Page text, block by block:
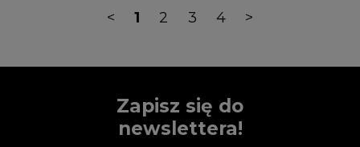
< 1 2 3 4 >
Zapisz się do
newslettera!